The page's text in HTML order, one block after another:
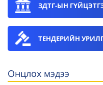
ЗДТГ-ЫН
ТЕНДЕРИЙН
Онцлох мэдээ